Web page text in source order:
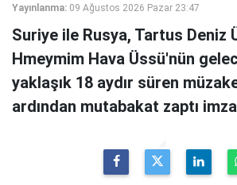
Yayınlanma: 09 Ağustos 2026 Pazar 23:47
Suriye ile Rusya, Tartus Deniz
Hmeymim Hava Üssü'nün
yaklaşık 18 aydır süren
ardından mutabakat zaptı